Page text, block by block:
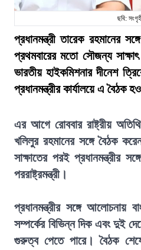
ছবি:
প্রধানমন্ত্রী তারেক রহমানের
প্রথমবারের মতো সৌজন্য
ভারতীয় হাইকমিশনার দীনেশ
প্রধানমন্ত্রীর কার্যালয়ে এ বৈঠক
এর আগে রোববার রাষ্ট্রীয় অতিথি
খলিলুর রহমানের সঙ্গে বৈঠক
সাক্ষাতের পরই প্রধানমন্ত্রীর
পররাষ্ট্রমন্ত্রী।
প্রধানমন্ত্রীর সঙ্গে আলোচনায়
সম্পর্কের বিভিন্ন দিক এবং দুই
গুরুত্ব পেতে পারে। বৈঠক শেষে